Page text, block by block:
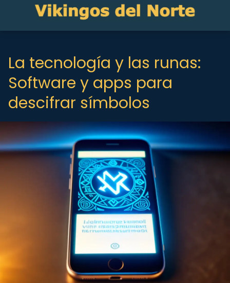
La tecnología y las runas:
Software y apps para
descifrar símbolos